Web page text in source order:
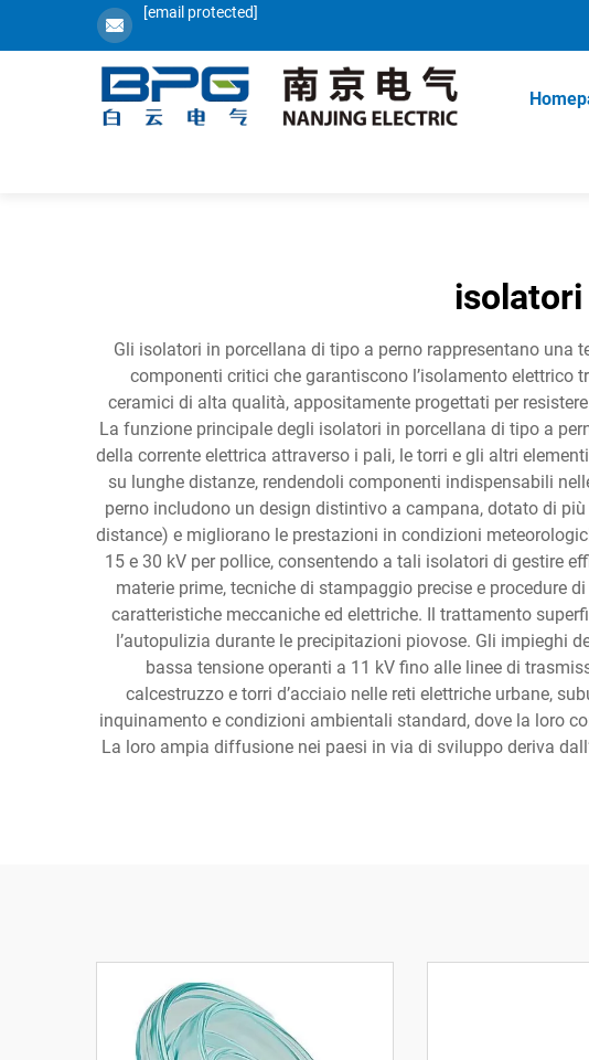
[email protected]
Gli isolatori in porcellana di tipo a perno rappresentano una
componenti critici che garantiscono l’isolamento
ceramici di alta qualità, appositamente progettati per
La funzione principale degli isolatori in porcellana di tipo a
della corrente elettrica attraverso i pali, le torri e gli altri
su lunghe distanze, rendendoli componenti indispensabili
perno includono un design distintivo a campana, dotato di
distance) e migliorano le prestazioni in condizioni
15 e 30 kV per pollice, consentendo a tali isolatori di gestire
materie prime, tecniche di stampaggio precise e procedure
caratteristiche meccaniche ed elettriche. Il trattamento
l’autopulizia durante le precipitazioni piovose. Gli impieghi
bassa tensione operanti a 11 kV fino alle linee di
calcestruzzo e torri d’acciaio nelle reti elettriche urbane,
inquinamento e condizioni ambientali standard, dove la loro
La loro ampia diffusione nei paesi in via di sviluppo deriva